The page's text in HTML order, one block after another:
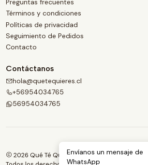
Preguntas frecuentes
Términos y condiciones
Políticas de privacidad
Seguimiento de Pedidos
Contacto
Contáctanos
hola@quetequieres.cl
+56954034765
56954034765
2026 Qué Té Quieres.Envíanos un mensaje de
WhatsApp